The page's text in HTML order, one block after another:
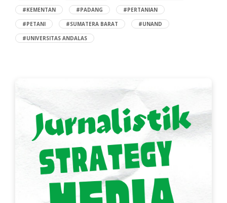
#KEMENTAN
#PADANG
#PERTANIAN
#PETANI
#SUMATERA BARAT
#UNAND
#UNIVERSITAS ANDALAS